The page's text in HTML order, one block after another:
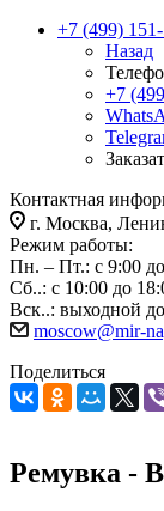
+7 (499) 151-
Назад
+7
Контактная
г. Москва,
Режим работы:
Пн. – Пт.: с 9:00
Сб..: с 10:00 до
Вск..: выходной
moscow@mir-
Поделиться
Ремувка -